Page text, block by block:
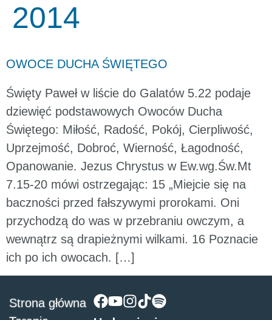
2014
OWOCE DUCHA ŚWIĘTEGO
Święty Paweł w liście do Galatów 5.22 podaje
dziewięć podstawowych Owoców Ducha
Świętego: Miłość, Radość, Pokój, Cierpliwość,
Uprzejmość, Dobroć, Wierność, Łagodność,
Opanowanie. Jezus Chrystus w Ew.wg.Św.Mt
7.15-20 mówi ostrzegając: 15 „Miejcie się na
baczności przed fałszywymi prorokami. Oni
przychodzą do was w przebraniu owczym, a
wewnątrz są drapieżnymi wilkami. 16 Poznacie
ich po ich owocach. […]
Strona główna